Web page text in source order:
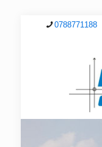
0788771188